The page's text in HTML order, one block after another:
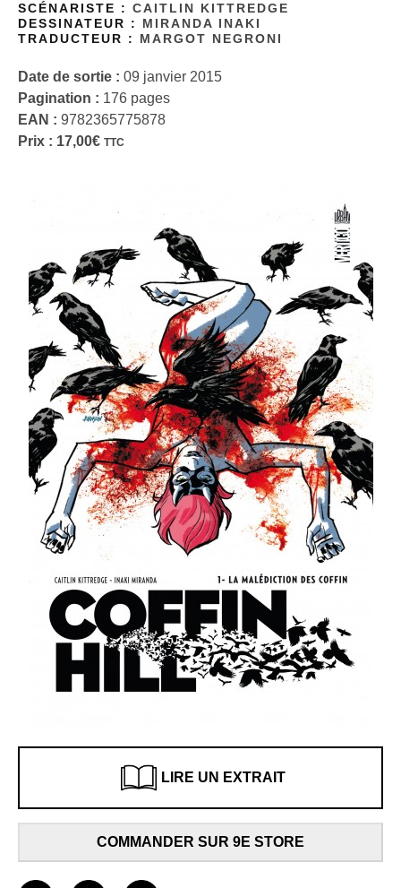
SCÉNARISTE : CAITLIN KITTREDGE
DESSINATEUR :
MIRANDA INAKI
TRADUCTEUR :
MARGOT NEGRONI
Date de sortie : 09 janvier 2015
Pagination : 176 pages
EAN : 9782365775878
Prix : 17,00€ TTC
LIRE UN EXTRAIT
COMMANDER SUR 9E STORE